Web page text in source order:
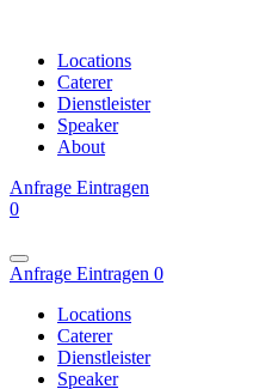
Locations
Caterer
Dienstleister
Speaker
About
Anfrage Eintragen
0
Anfrage Eintragen 0
Locations
Caterer
Dienstleister
Speaker